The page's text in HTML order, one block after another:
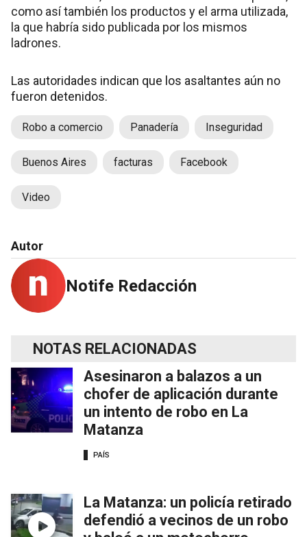
como así también los productos y el arma utilizada,
la que habría sido publicada por los mismos
ladrones.
Las autoridades indican que los asaltantes aún no
fueron detenidos.
Robo a comercio Panadería Inseguridad
Buenos Aires facturas Facebook
Video
Autor
Notife Redacción
NOTAS RELACIONADAS
Asesinaron a balazos a un
chofer de aplicación durante
un intento de robo en La
Matanza
PAÍS
La Matanza: un policía retirado
defendió a vecinos de un robo